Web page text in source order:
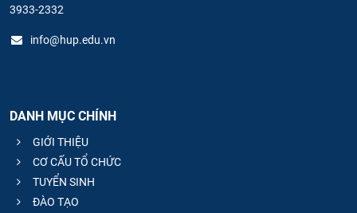
3933-2332
info@hup.edu.vn
DANH MỤC CHÍNH
GIỚI THIỆU
CƠ CẤU TỔ CHỨC
TUYỂN SINH
ĐÀO TẠO